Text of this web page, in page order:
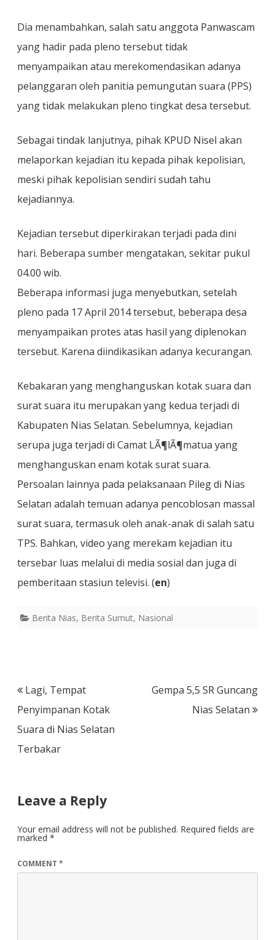
Dia menambahkan, salah satu anggota Panwascam
yang hadir pada pleno tersebut tidak
menyampaikan atau merekomendasikan adanya
pelanggaran oleh panitia pemungutan suara (PPS)
yang tidak melakukan pleno tingkat desa tersebut.
Sebagai tindak lanjutnya, pihak KPUD Nisel akan
melaporkan kejadian itu kepada pihak kepolisian,
meski pihak kepolisian sendiri sudah tahu
kejadiannya.
Kejadian tersebut diperkirakan terjadi pada dini
hari. Beberapa sumber mengatakan, sekitar pukul
04.00 wib.
Beberapa informasi juga menyebutkan, setelah
pleno pada 17 April 2014 tersebut, beberapa desa
menyampaikan protes atas hasil yang diplenokan
tersebut. Karena diindikasikan adanya kecurangan.
Kebakaran yang menghanguskan kotak suara dan
surat suara itu merupakan yang kedua terjadi di
Kabupaten Nias Selatan. Sebelumnya, kejadian
serupa juga terjadi di Camat LÃ¶lÃ¶matua yang
menghanguskan enam kotak surat suara.
Persoalan lainnya pada pelaksanaan Pileg di Nias
Selatan adalah temuan adanya pencoblosan massal
surat suara, termasuk oleh anak-anak di salah satu
TPS. Bahkan, video yang merekam kejadian itu
tersebar luas melalui di media sosial dan juga di
pemberitaan stasiun televisi. (en)
Berita Nias, Berita Sumut, Nasional
Post
navigation
Lagi, Tempat
Penyimpanan Kotak
Suara di Nias Selatan
Terbakar
Gempa 5,5 SR Guncang
Nias Selatan
Leave a Reply
Your email address will not be published. Required fields are
marked *
COMMENT *